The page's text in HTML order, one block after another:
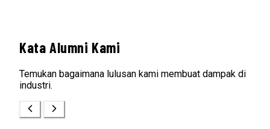
Kata Alumni Kami
Temukan bagaimana lulusan kami membuat dampak di
industri.